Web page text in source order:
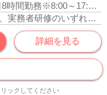
時間勤務※8:00～17:00、11:00～20:00などのシフト制
介護福祉士、初任者研修、実務者研修のいずれかの資格をお持ちの方
詳細を見る
ックしてください